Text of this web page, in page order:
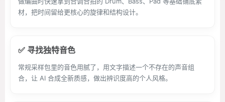
材，把时间留给更核心的旋律和结构设计。
✅ 寻找独特音色
常规采样包里的音色用腻了，用文字描述一个不存在的声音组
合，让 AI 合成全新质感，做出辨识度高的个人风格。